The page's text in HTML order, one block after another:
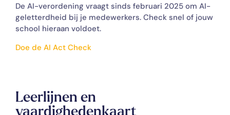
De AI-verordening vraagt sinds februari 2025 om AI-
geletterdheid bij je medewerkers. Check snel of jouw
school hieraan voldoet.
Doe de AI Act Check
Leerlijnen en